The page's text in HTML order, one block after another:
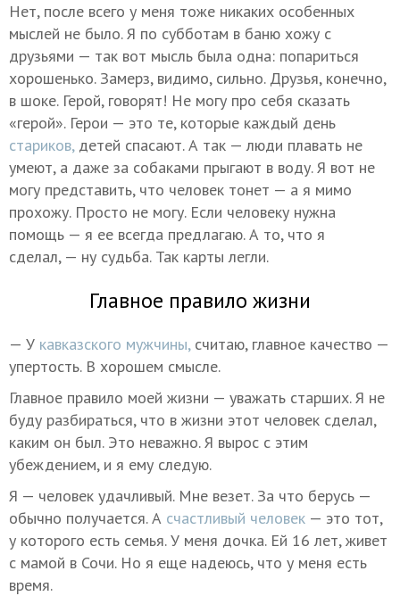
Нет, после всего у меня тоже никаких особенных
мыслей не было. Я по субботам в баню хожу с
друзьями — так вот мысль была одна: попариться
хорошенько. Замерз, видимо, сильно. Друзья, конечно,
в шоке. Герой, говорят! Не могу про себя сказать
«герой». Герои — это те, которые каждый день
стариков,детей спасают. А так — люди плавать не
умеют, а даже за собаками прыгают в воду. Я вот не
могу представить, что человек тонет — а я мимо
прохожу. Просто не могу. Если человеку нужна
помощь — я ее всегда предлагаю. А то, что я
сделал, — ну судьба. Так карты легли.
Главное правило жизни
— У кавказского мужчины,считаю, главное качество —
упертость. В хорошем смысле.
Главное правило моей жизни — уважать старших. Я не
буду разбираться, что в жизни этот человек сделал,
каким он был. Это неважно. Я вырос с этим
убеждением, и я ему следую.
Я — человек удачливый. Мне везет. За что берусь —
обычно получается. А счастливый человек — это тот,
у которого есть семья. У меня дочка. Ей 16 лет, живет
с мамой в Сочи. Но я еще надеюсь, что у меня есть
время.